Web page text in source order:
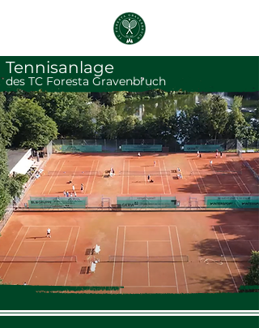
des TC Foresta Gravenbruch
Tennisanlage